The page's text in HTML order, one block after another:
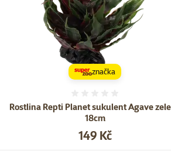
Rostlina Repti Planet sukulent Agave
18cm
Cena
149 Kč
značka